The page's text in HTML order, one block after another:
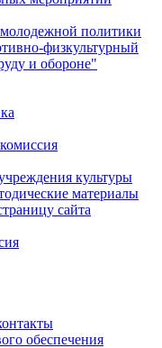
политики
физкультурный
и обороне"
культуры
материалы
сайта
обеспечения